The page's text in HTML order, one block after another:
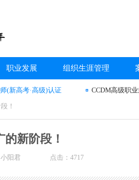
职业发展 组织生涯管理
(新高考·高级)认证 CCDM高级职
！
新阶段！
阳君 点击：4717